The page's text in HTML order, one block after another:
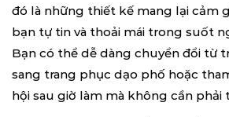
đó là những thiết kế mang lại cảm
bạn tự tin và thoải mái trong suốt
Bạn có thể dễ dàng chuyển đổi từ
sang trang phục dạo phố hoặc
hội sau giờ làm mà không cần phải